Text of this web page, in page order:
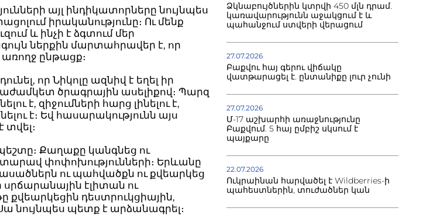
այլ ինդիկատորները նույնպես
իրականությունը։ Ու մենք
և ինչի է ձգտում մեր
ներքին մարտահրավեր է, որ
ընթացք։
որ Նիկոլը ազնիվ է եղել իր
ծրագրային ասելիքով։ Պարզ
է, զիջումների հարց լինելու է,
է։ Եվ հասարակությունն այս
տվել։
Քաղաքը կանգնեց ու
փոփոխությունների։ Երևանը
ասածներն ու պահվածքն ու քվեարկեց
էլիտան ու
քվեարկեցին դեստրուկցիային,
նույնպես պետք է արձանագրել։
Ձկնաբույծներին կտրվի 450 մլն դրամ.
կառավարությունն աջակցում է և
պահանջում ստվերի վերացում
27.07.2026
Բաքվու հայ գերու վիճակը
վատթարացել է. ընտանիքը լուր չունի
27.07.2026
Մ-17 աշխարհի առաջնությունը
Բաքվում. 5 հայ ըմբիշ սկսում է
պայքարը
22.07.2026
Ուկրաինան հարվածել է Wildberries-ի
պահեստներին, տուժածներ կան